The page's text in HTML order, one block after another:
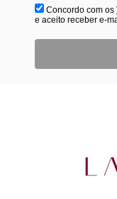
Concordo com os
e aceito receber e-